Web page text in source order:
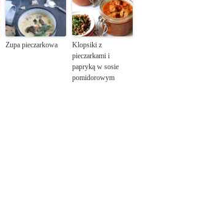
Zupa pieczarkowa
Klopsiki z
pieczarkami i
papryką w sosie
pomidorowym